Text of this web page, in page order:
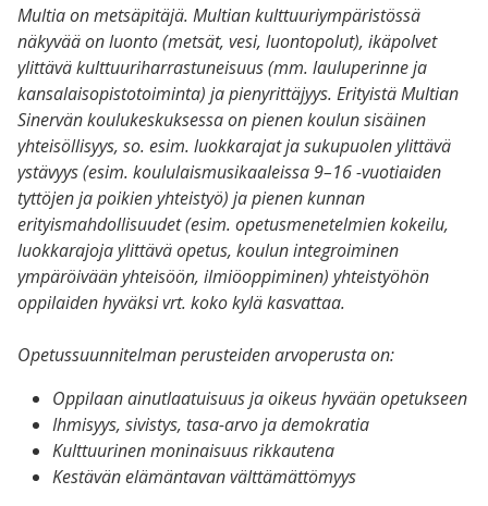
Multia on metsäpitäjä. Multian kulttuuriympäristössä
näkyvää on luonto (metsät, vesi, luontopolut), ikäpolvet
ylittävä kulttuuriharrastuneisuus (mm. lauluperinne ja
kansalaisopistotoiminta) ja pienyrittäjyys. Erityistä Multian
Sinervän koulukeskuksessa on pienen koulun sisäinen
yhteisöllisyys, so. esim. luokkarajat ja sukupuolen ylittävä
ystävyys (esim. koululaismusikaaleissa 9–16 -vuotiaiden
tyttöjen ja poikien yhteistyö) ja pienen kunnan
erityismahdollisuudet (esim. opetusmenetelmien kokeilu,
luokkarajoja ylittävä opetus, koulun integroiminen
ympäröivään yhteisöön, ilmiöoppiminen) yhteistyöhön
oppilaiden hyväksi vrt. koko kylä kasvattaa.
Opetussuunnitelman perusteiden arvoperusta on:
Oppilaan ainutlaatuisuus ja oikeus hyvään opetukseen
Ihmisyys, sivistys, tasa-arvo ja demokratia
Kulttuurinen moninaisuus rikkautena
Kestävän elämäntavan välttämättömyys